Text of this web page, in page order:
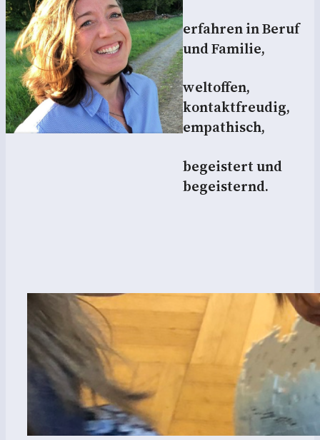
erfahren in Beruf
und Familie,
weltoffen,
kontaktfreudig,
empathisch,
begeistert und
begeisternd.